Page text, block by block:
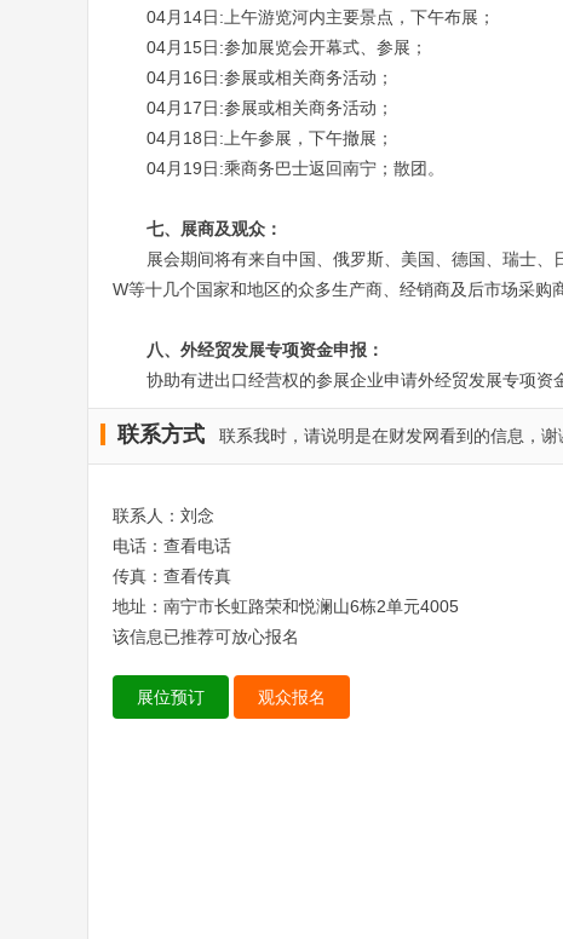
04月 14日: 上午游览河内主要景点，下午布展；
04月 15日:参加展览会开幕式、参展；
04月 16日:参展或相关商务活动；
04月 17日:参展或相关商务活动；
04月 18日: 上午参展，下午撤展；
04月 19日:乘商务巴士返回南宁；散团。
七、展商及观众：
展会期间将有来自中国、俄罗斯、美国、德国、瑞士
W等十几个国家和地区的众多生产商、经销商及后市场采购
八、外经贸发展专项资金申报：
协助有进出口经营权的参展企业申请外经贸发展专项资
联系方式 联系我时，请说明是在财发网看到的信息，谢
联系人：刘念
电话： 查看电话
传真： 查看传真
地址：南宁市长虹路荣和悦澜山6栋2单元4005
该信息已推荐可放心报名
展位预订 观众报名